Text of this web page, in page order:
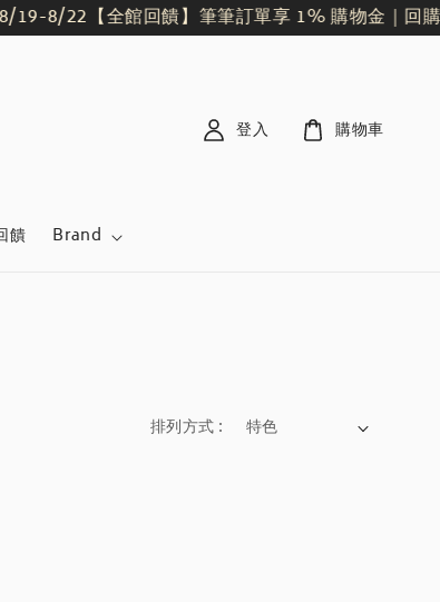
19-8/22【全館回饋】筆筆訂單享 1% 購物金｜回購
饋 Brand
登入 購物車
排列方式 :